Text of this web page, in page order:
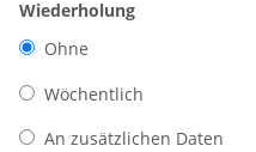
Wiederholung
Ohne
Wöchentlich
An zusätzlichen Daten